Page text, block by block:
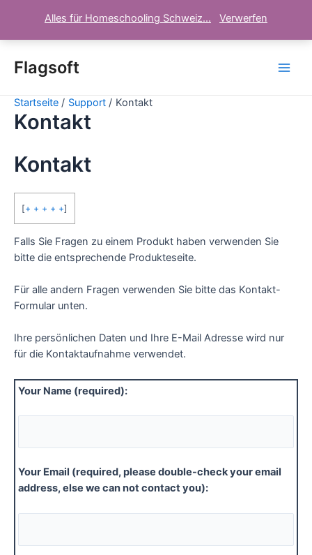
Alles für Homeschooling Schweiz... Verwerfen
Inhalt
springen
Flagsoft
Startseite Support Kontakt
Kontakt
Kontakt
[+ + + + +]
Falls Sie Fragen zu einem Produkt haben verwenden Sie
bitte die entsprechende Produkteseite.
Für alle andern Fragen verwenden Sie bitte das Kontakt-
Formular unten.
Ihre persönlichen Daten und Ihre E-Mail Adresse wird nur
für die Kontaktaufnahme verwendet.
Your Name (required):
Your Email (required, please double-check your email
address, else we can not contact you):